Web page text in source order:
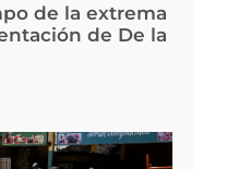
de la extrema
de De la